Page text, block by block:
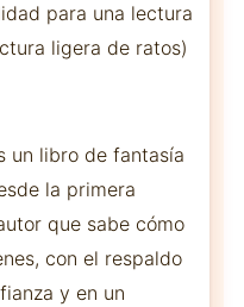
para una lectura
ligera de ratos)
un libro de fantasía
la primera
que sabe cómo
con el respaldo
y en un